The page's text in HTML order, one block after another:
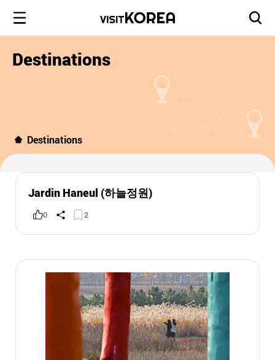
Destinations
Destinations
Jardin Haneul (하늘정원)
0 2